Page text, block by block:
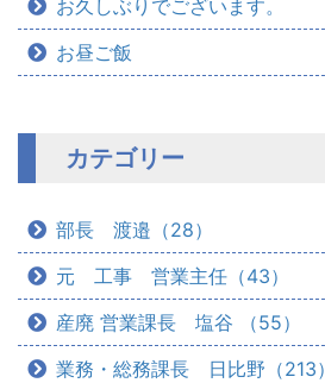
お久しぶりでございます。
お昼ご飯
カテゴリー
部長 渡邉（28）
元 工事 営業主任（43）
産廃 営業課長 塩谷 （55）
業務・総務課長 日比野（213）